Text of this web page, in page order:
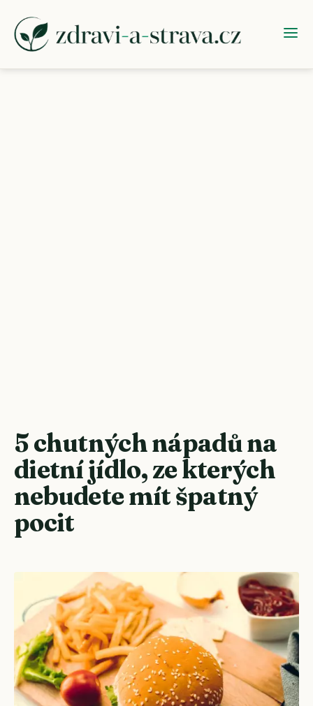
5 chutných nápadů na
dietní jídlo, ze kterých
nebudete mít špatný
pocit